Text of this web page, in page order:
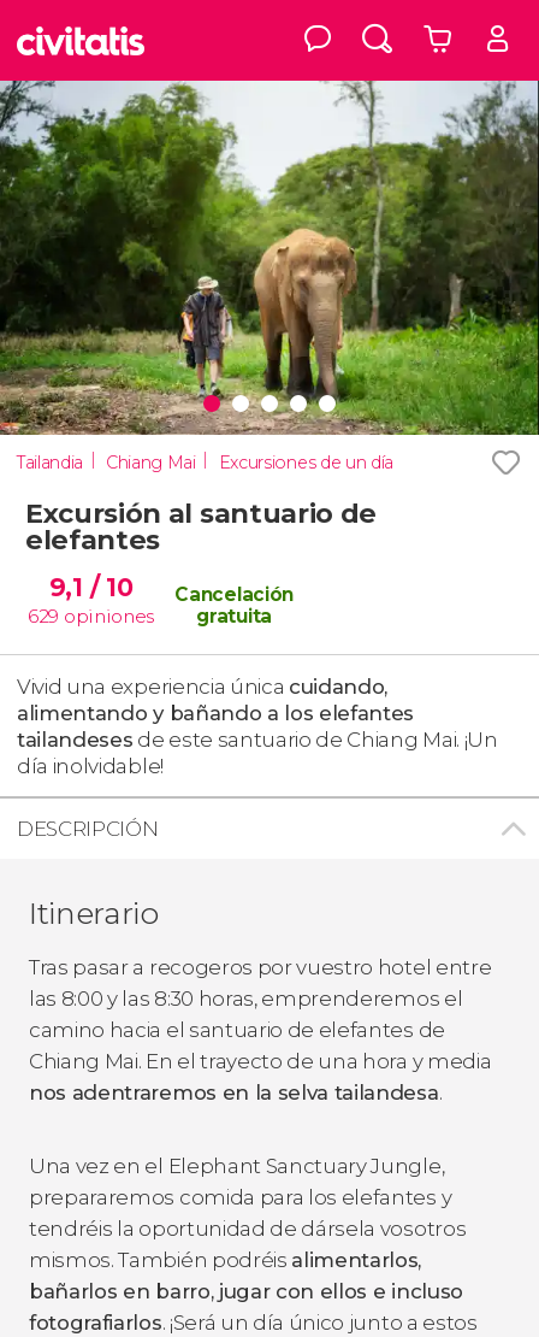
Tailandia Chiang Mai Excursiones de un día
Excursión al santuario de
elefantes
9,1 / 10
629 opiniones
Cancelación
gratuita
Vivid una experiencia única cuidando,
alimentando y bañando a los elefantes
tailandeses de este santuario de Chiang Mai. ¡Un
día inolvidable!​
DESCRIPCIÓN
Itinerario
Tras pasar a recogeros por vuestro hotel entre
las 8:00 y las 8:30 horas, emprenderemos el
camino hacia el santuario de elefantes de
Chiang Mai. En el trayecto de una hora y media
nos adentraremos en la selva tailandesa.
Una vez en el Elephant Sanctuary Jungle,
prepararemos comida para los elefantes y
tendréis la oportunidad de dársela vosotros
mismos. También podréis alimentarlos,
bañarlos en barro, jugar con ellos e incluso
fotografiarlos. ¡Será un día único junto a estos